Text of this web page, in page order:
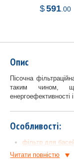
$591 .00
Опис
Пісочна
таким чином, що
енергоефективності
Особливості:
фільтр для
верхній 7-ми
Читати повнiстю